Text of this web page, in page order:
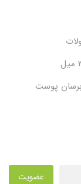
پوست
عضویت